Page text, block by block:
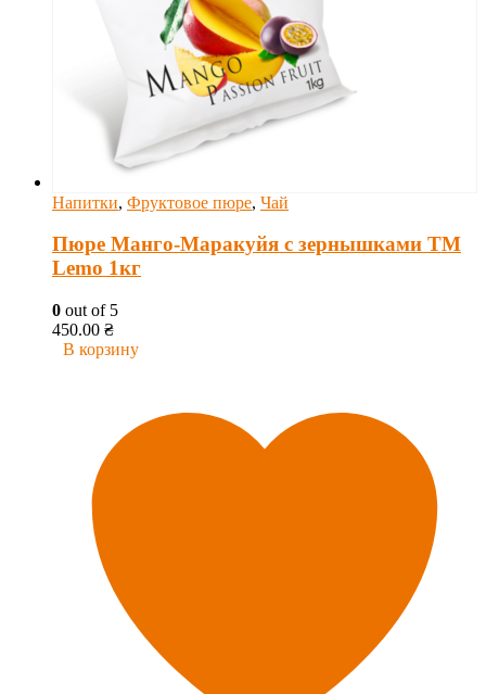
Напитки, Фруктовое пюре, Чай
Пюре Манго-Маракуйя с зернышками ТМ
Lemo 1кг
0 out of 5
450.00 ₴
В корзину